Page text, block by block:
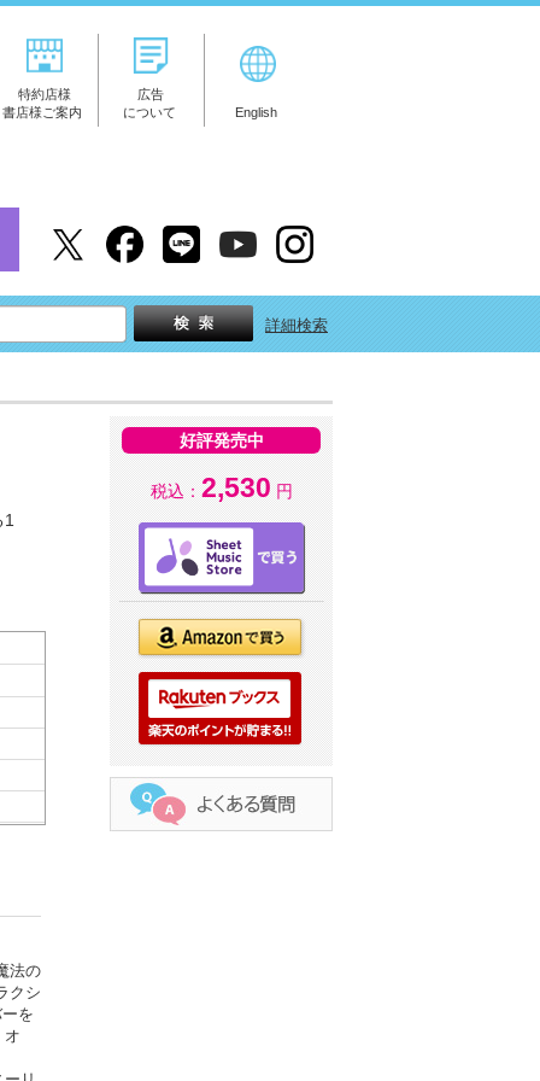
特約店様
書店様ご案内
広告
について
English
詳細検索
法の
クシ
を
オ
好評発売中
税込： 2,530 円